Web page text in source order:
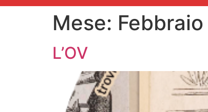
Mese:
L’OV